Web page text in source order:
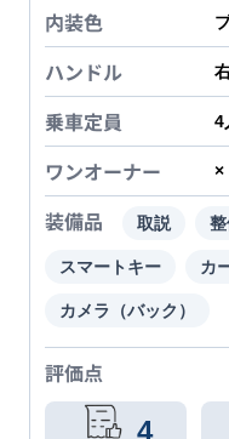
内装色
ハンドル
乗車定員 4
ワンオーナー ×
装備品 取説
スマートキー カ
カメラ（バック）
評価点
4